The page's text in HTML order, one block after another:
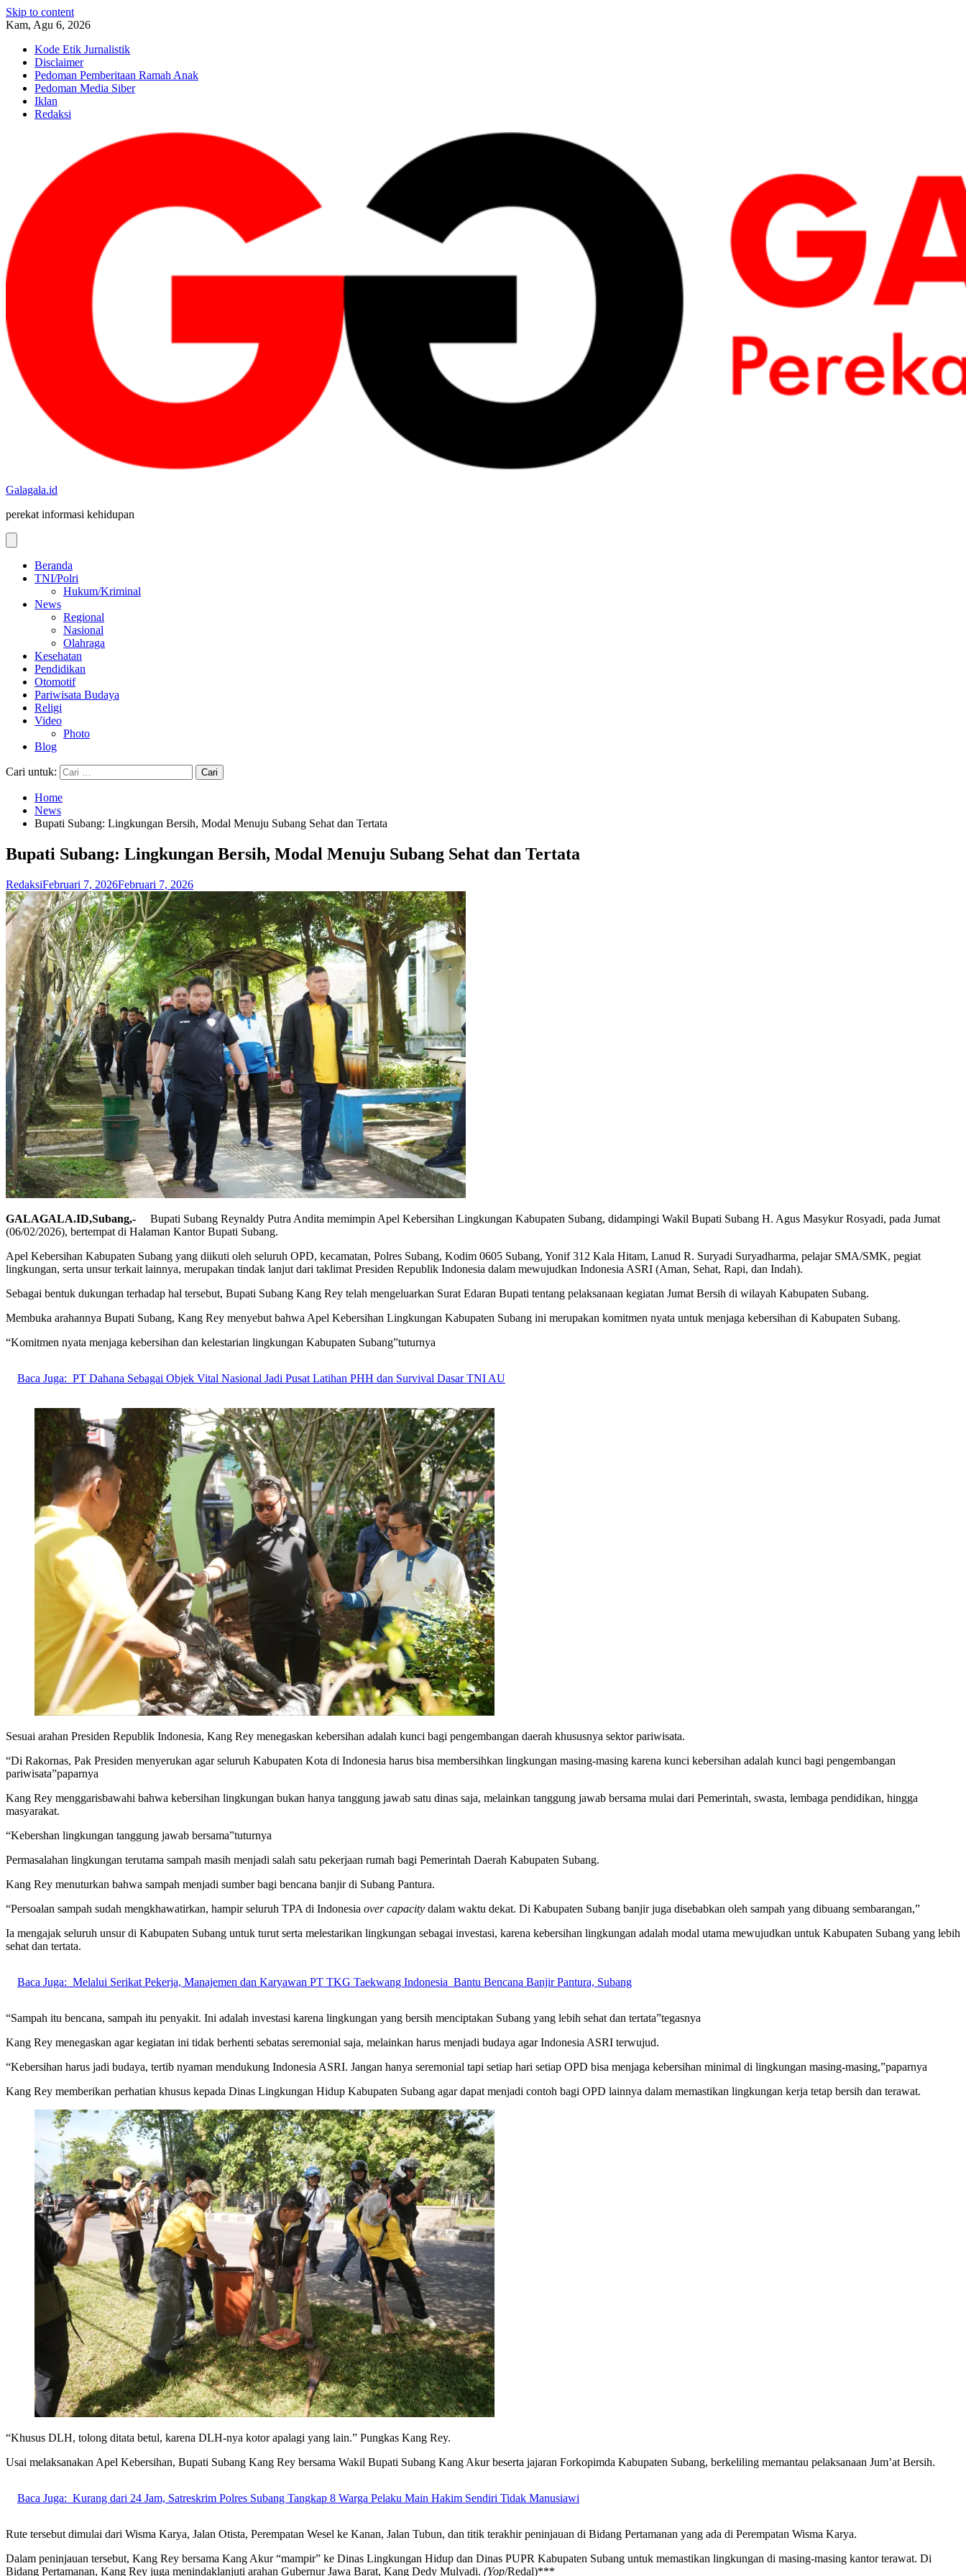
Skip to content
Kam, Agu 6, 2026
Kode Etik Jurnalistik
Disclaimer
Pedoman Pemberitaan Ramah Anak
Pedoman Media Siber
Iklan
Redaksi
Galagala.id
perekat informasi kehidupan
Beranda
TNI/Polri
Hukum/Kriminal
News
Regional
Nasional
Olahraga
Kesehatan
Pendidikan
Otomotif
Pariwisata Budaya
Religi
Video
Photo
Blog
Cari untuk:
Home
News
Bupati Subang: Lingkungan Bersih, Modal Menuju Subang Sehat dan Tertata
Bupati Subang: Lingkungan Bersih, Modal Menuju Subang Sehat dan Tertata
RedaksiFebruari 7, 2026Februari 7, 2026
GALAGALA.ID,Subang,- Bupati Subang Reynaldy Putra Andita memimpin Apel Kebersihan Lingkungan Kabupaten Subang, didampingi Wakil Bupati Subang H. Agus Masykur Rosyadi, pada Jumat
(06/02/2026), bertempat di Halaman Kantor Bupati Subang.
Apel Kebersihan Kabupaten Subang yang diikuti oleh seluruh OPD, kecamatan, Polres Subang, Kodim 0605 Subang, Yonif 312 Kala Hitam, Lanud R. Suryadi Suryadharma, pelajar SMA/SMK, pegiat
lingkungan, serta unsur terkait lainnya, merupakan tindak lanjut dari taklimat Presiden Republik Indonesia dalam mewujudkan Indonesia ASRI (Aman, Sehat, Rapi, dan Indah).
Sebagai bentuk dukungan terhadap hal tersebut, Bupati Subang Kang Rey telah mengeluarkan Surat Edaran Bupati tentang pelaksanaan kegiatan Jumat Bersih di wilayah Kabupaten Subang.
Membuka arahannya Bupati Subang, Kang Rey menyebut bahwa Apel Kebersihan Lingkungan Kabupaten Subang ini merupakan komitmen nyata untuk menjaga kebersihan di Kabupaten Subang.
“Komitmen nyata menjaga kebersihan dan kelestarian lingkungan Kabupaten Subang”tuturnya
Baca Juga: PT Dahana Sebagai Objek Vital Nasional Jadi Pusat Latihan PHH dan Survival Dasar TNI AU
Sesuai arahan Presiden Republik Indonesia, Kang Rey menegaskan kebersihan adalah kunci bagi pengembangan daerah khususnya sektor pariwisata.
“Di Rakornas, Pak Presiden menyerukan agar seluruh Kabupaten Kota di Indonesia harus bisa membersihkan lingkungan masing-masing karena kunci kebersihan adalah kunci bagi pengembangan
pariwisata”paparnya
Kang Rey menggarisbawahi bahwa kebersihan lingkungan bukan hanya tanggung jawab satu dinas saja, melainkan tanggung jawab bersama mulai dari Pemerintah, swasta, lembaga pendidikan, hingga
masyarakat.
“Kebershan lingkungan tanggung jawab bersama”tuturnya
Permasalahan lingkungan terutama sampah masih menjadi salah satu pekerjaan rumah bagi Pemerintah Daerah Kabupaten Subang.
Kang Rey menuturkan bahwa sampah menjadi sumber bagi bencana banjir di Subang Pantura.
“Persoalan sampah sudah mengkhawatirkan, hampir seluruh TPA di Indonesia over capacity dalam waktu dekat. Di Kabupaten Subang banjir juga disebabkan oleh sampah yang dibuang sembarangan,”
Ia mengajak seluruh unsur di Kabupaten Subang untuk turut serta melestarikan lingkungan sebagai investasi, karena kebersihan lingkungan adalah modal utama mewujudkan untuk Kabupaten Subang yang lebih
sehat dan tertata.
Baca Juga: Melalui Serikat Pekerja, Manajemen dan Karyawan PT TKG Taekwang Indonesia Bantu Bencana Banjir Pantura, Subang
“Sampah itu bencana, sampah itu penyakit. Ini adalah investasi karena lingkungan yang bersih menciptakan Subang yang lebih sehat dan tertata”tegasnya
Kang Rey menegaskan agar kegiatan ini tidak berhenti sebatas seremonial saja, melainkan harus menjadi budaya agar Indonesia ASRI terwujud.
“Kebersihan harus jadi budaya, tertib nyaman mendukung Indonesia ASRI. Jangan hanya seremonial tapi setiap hari setiap OPD bisa menjaga kebersihan minimal di lingkungan masing-masing,”paparnya
Kang Rey memberikan perhatian khusus kepada Dinas Lingkungan Hidup Kabupaten Subang agar dapat menjadi contoh bagi OPD lainnya dalam memastikan lingkungan kerja tetap bersih dan terawat.
“Khusus DLH, tolong ditata betul, karena DLH-nya kotor apalagi yang lain.” Pungkas Kang Rey.
Usai melaksanakan Apel Kebersihan, Bupati Subang Kang Rey bersama Wakil Bupati Subang Kang Akur beserta jajaran Forkopimda Kabupaten Subang, berkeliling memantau pelaksanaan Jum’at Bersih.
Baca Juga: Kurang dari 24 Jam, Satreskrim Polres Subang Tangkap 8 Warga Pelaku Main Hakim Sendiri Tidak Manusiawi
Rute tersebut dimulai dari Wisma Karya, Jalan Otista, Perempatan Wesel ke Kanan, Jalan Tubun, dan titik terakhir peninjauan di Bidang Pertamanan yang ada di Perempatan Wisma Karya.
Dalam peninjauan tersebut, Kang Rey bersama Kang Akur “mampir” ke Dinas Lingkungan Hidup dan Dinas PUPR Kabupaten Subang untuk memastikan lingkungan di masing-masing kantor terawat. Di
Bidang Pertamanan, Kang Rey juga menindaklanjuti arahan Gubernur Jawa Barat, Kang Dedy Mulyadi. (Yop/Redal)***